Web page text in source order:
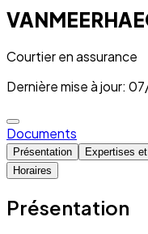
Courtier en assurance
Dernière mise à jour:
Documents
Présentation Expertises
Horaires
Présentation